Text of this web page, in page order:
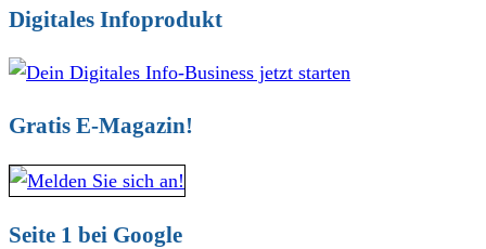
Digitales Infoprodukt
Gratis E-Magazin!
Seite 1 bei Google